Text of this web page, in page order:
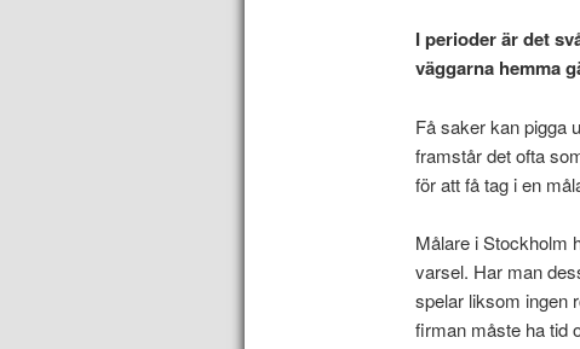
I perioder är det
väggarna hemma
Få saker kan pigga
framstår det ofta
för att få tag i en
Målare i Stockholm
varsel. Har man
spelar liksom ingen
firman måste ha tid